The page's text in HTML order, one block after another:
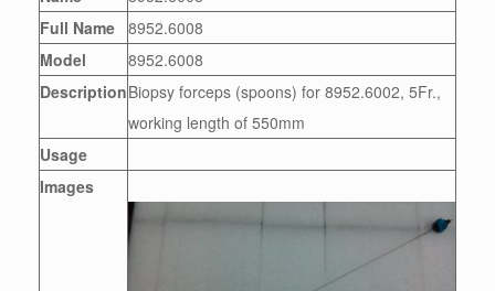
Full Name 8952.6008
Model
8952.6008
DescriptionBiopsy forceps (spoons) for 8952.6002, 5Fr.,
working length of 550mm
Usage
Images